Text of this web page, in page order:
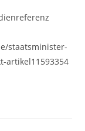
staatsminister-
artikel11593354